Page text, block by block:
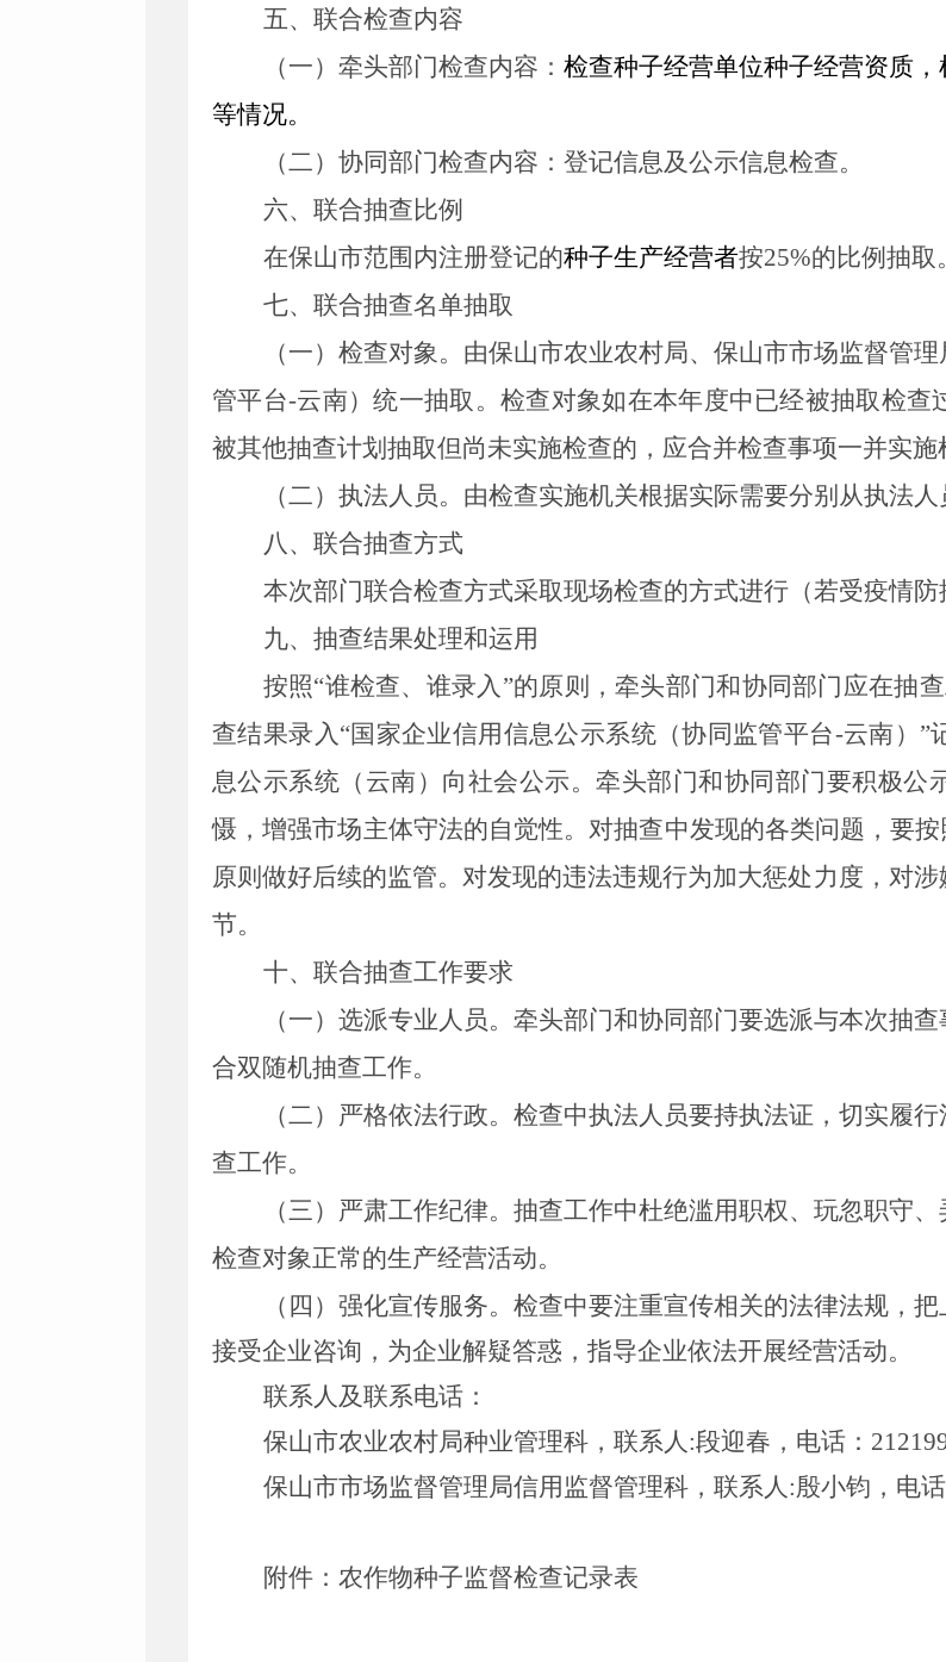
五、联合检查内容
（一） 牵头部门检查内容： 检查种子经营单位种子经营资质
等情况。
（二）协同部门检查内容： 登记信息及公示信息检查。
六、联合抽查比例
在保山市范围内注册登记的种子生产经营者按25%的比例抽取。
七、联合抽查名单抽取
（一）检查对象。 由保山市农业农村局、保山市市场监督管
管平台-云南）统一抽取。检查对象如在本年度中已经被抽取检
被其他抽查计划抽取但尚未实施检查的，应合并检查事项一并实施
（二）执法人员。 由检查实施机关根据实际需要分别从执法人
八、联合抽查方式
本次部门联合检查方式采取现场检查的方式进行（若受疫情防
九、抽查结果处理和运用
按照“谁检查、谁录入”的原则，牵头部门和协同部门应在抽
查结果录入“国家企业信用信息公示系统（协同监管平台-云南）
息公示系统（云南）向社会公示。牵头部门和协同部门要积极公
慑，增强市场主体守法的自觉性。对抽查中发现的各类问题，要
原则做好后续的监管。对发现的违法违规行为加大惩处力度，对
节。
十、联合抽查工作要求
（一）选派专业人员。 牵头部门和协同部门要选派与本次抽
合双随机抽查工作。
（二）严格依法行政。 检查中执法人员要持执法证， 切实履行
查工作。
（三）严肃工作纪律。 抽查工作中杜绝滥用职权、玩忽职守
检查对象正常的生产经营活动。
（四）强化宣传服务。 检查中要注重宣传相关的法律法规，
接受企业咨询，为企业解疑答惑，指导企业依法开展经营活动。
联系人及联系电话：
保山市农业农村局种业管理科，联系人:段迎春，电话：
保山市市场监督管理局信用监督管理科，联系人:殷小钧，电话
附件：农作物种子监督检查记录表